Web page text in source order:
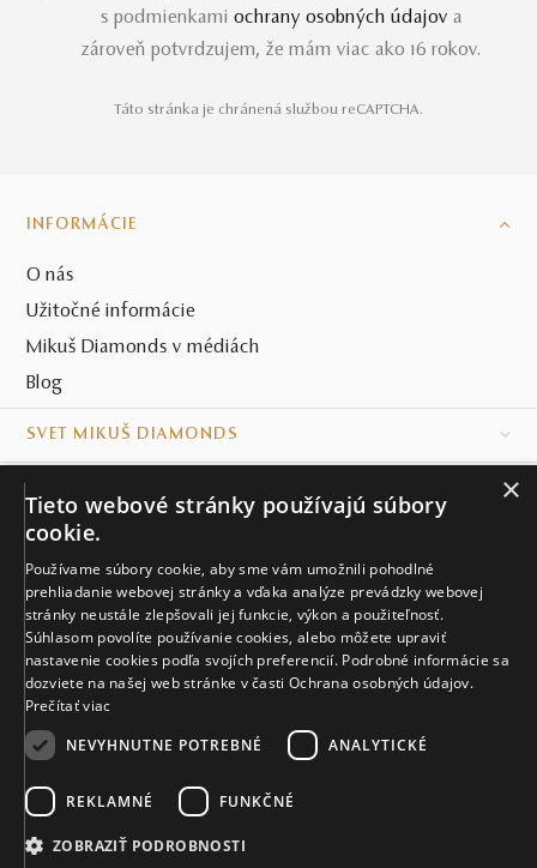
s podmienkami ochrany osobných údajov a
zároveň potvrdzujem, že mám viac ako 16 rokov.
Táto stránka je chránená službou reCAPTCHA.
INFORMÁCIE
O nás
Užitočné informácie
Mikuš Diamonds v médiách
Blog
SVET MIKUŠ DIAMONDS
KONTAKT
Naše klenotníctva
Sídlo spoločnosti
© MIKUŠ DIAMONDS, A.S. 2026. VŠETKY PRÁVA VYHRADENÉ.
×
Tieto webové stránky používajú súbory
cookie.
Používame súbory cookie, aby sme vám umožnili pohodlné
prehliadanie webovej stránky a vďaka analýze prevádzky webovej
stránky neustále zlepšovali jej funkcie, výkon a použiteľnosť.
Súhlasom povolíte používanie cookies, alebo môžete upraviť
nastavenie cookies podľa svojích preferencií. Podrobné informácie sa
dozviete na našej web stránke v časti Ochrana osobných údajov.
Prečítať viac
NEVYHNUTNE POTREBNÉ
ANALYTICKÉ
REKLAMNÉ FUNKČNÉ
ZOBRAZIŤ PODROBNOSTI